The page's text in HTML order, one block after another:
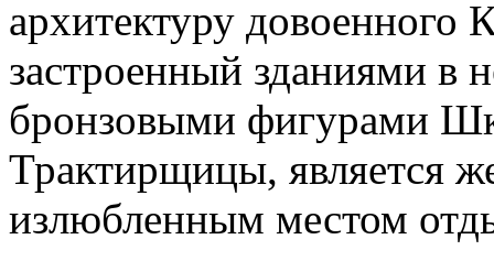
архитектуру довоенного
застроенный зданиями в
бронзовыми фигурами
Трактирщицы, является
излюбленным местом